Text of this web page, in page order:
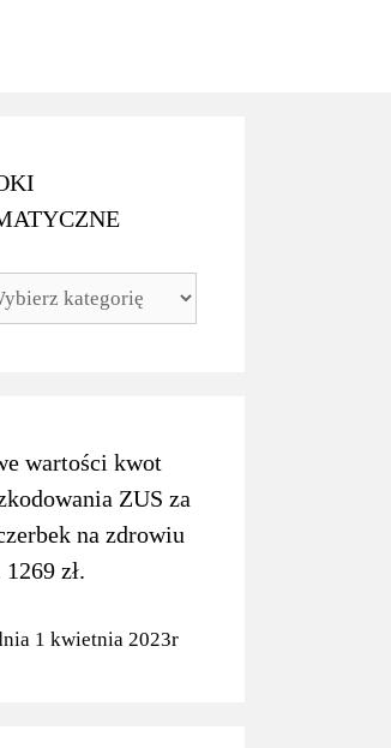
wartości kwot
ZUS za
na zdrowiu
zł.
1 kwietnia 2023r